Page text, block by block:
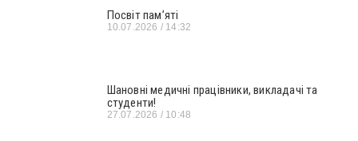
Посвіт пам’яті
10.07.2026 14:32
Шановні медичні працівники, викладачі та
студенти!
27.07.2026 10:48